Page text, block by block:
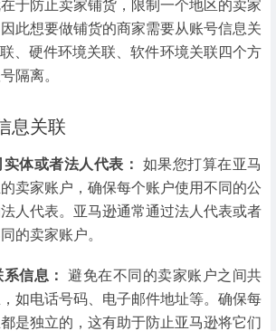
于防止卖家铺货，限制一个地区的卖家
此想要做铺货的商家需要从账号信息关
、硬件环境关联、软件环境关联四个方
隔离。
息关联
体或者法人代表：
如果您打算在亚马
卖家账户，确保每个账户使用不同的公
人代表。亚马逊通常通过法人代表或者
的卖家账户。
信息：
避免在不同的卖家账户之间共
如电话号码、电子邮件地址等。确保每
是独立的，这有助于防止亚马逊将它们